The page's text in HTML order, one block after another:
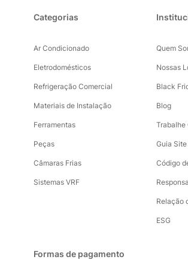
Categorias
Ar Condicionado
Eletrodomésticos
Refrigeração Comercial
Materiais de Instalação
Ferramentas
Peças
Câmaras Frias
Sistemas VRF
Quem
Nossas
Black
Blog
Trabalhe
Guia
Código
Relação
ESG
Formas de pagamento